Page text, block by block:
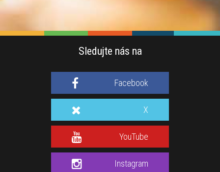
Sledujte nás na
Facebook
X
YouTube
Instagram